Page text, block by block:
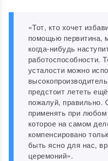
«Тот, кто хочет
помощью первитина,
когда-нибудь
работоспособности.
усталости можно
предстоит лететь
пожалуй, правильно.
применять при любом
которое на самом
компенсировано
быть ясно для нас,
церемоний».